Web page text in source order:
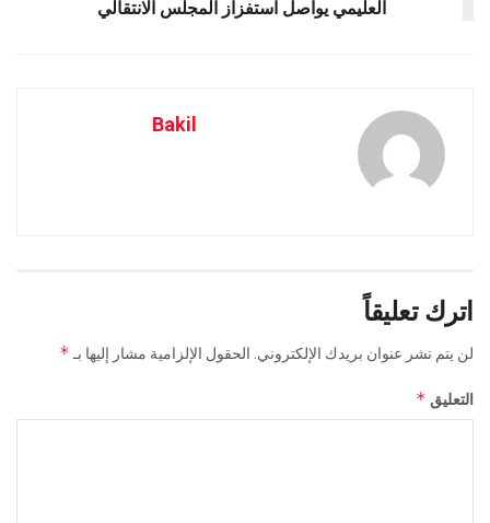
العليمي يواصل استفزاز المجلس الانتقالي
Bakil
اترك تعليقاً
لن يتم نشر عنوان بريدك الإلكتروني. الحقول الإلزامية مشار إليها بـ *
التعليق *